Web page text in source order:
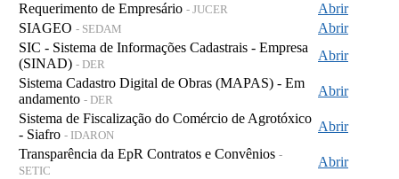
Requerimento de Empresário - JUCER
Abrir
SIAGEO - SEDAM
Abrir
SIC - Sistema de Informações Cadastrais - Empresa
(SINAD) - DER
Abrir
Sistema Cadastro Digital de Obras (MAPAS) - Em
andamento - DER
Abrir
Sistema de Fiscalização do Comércio de Agrotóxico
- Siafro - IDARON
Abrir
Transparência da EpR Contratos e Convênios -
SETIC
Abrir